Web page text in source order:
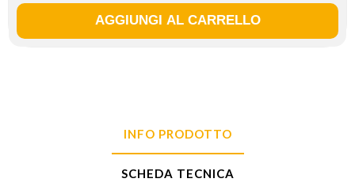
INFO PRODOTTO
SCHEDA TECNICA